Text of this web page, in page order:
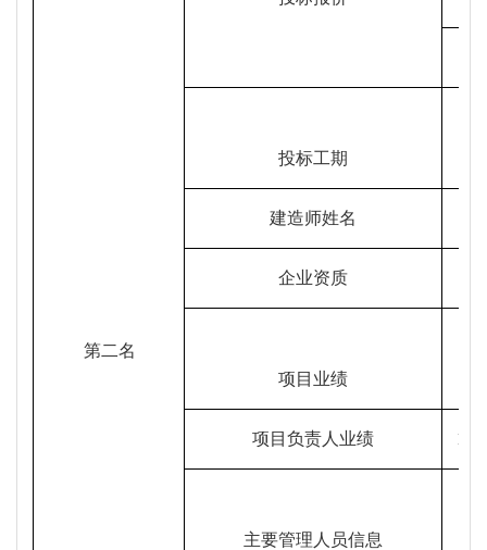
第二名
投标工期
建造师姓名
企业资质
项目业绩
项目负责人业绩 1.
主要管理人员信息